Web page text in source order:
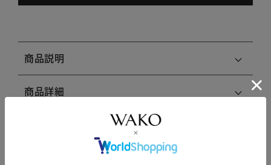
商品説明
商品詳細
注意事項・キャンセル・返品